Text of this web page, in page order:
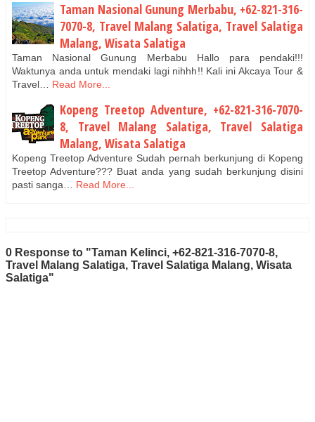
Taman Nasional Gunung Merbabu, +62-821-316-
7070-8, Travel Malang Salatiga, Travel Salatiga
Malang, Wisata Salatiga
Taman Nasional Gunung Merbabu Hallo para pendaki!!!
Waktunya anda untuk mendaki lagi nihhh!! Kali ini Akcaya Tour &
Travel…
Read More...
Kopeng Treetop Adventure, +62-821-316-7070-
8, Travel Malang Salatiga, Travel Salatiga
Malang, Wisata Salatiga
Kopeng Treetop Adventure Sudah pernah berkunjung di Kopeng
Treetop Adventure??? Buat anda yang sudah berkunjung disini
pasti sanga…
Read More...
0 Response to "Taman Kelinci, +62-821-316-7070-8,
Travel Malang Salatiga, Travel Salatiga Malang, Wisata
Salatiga"